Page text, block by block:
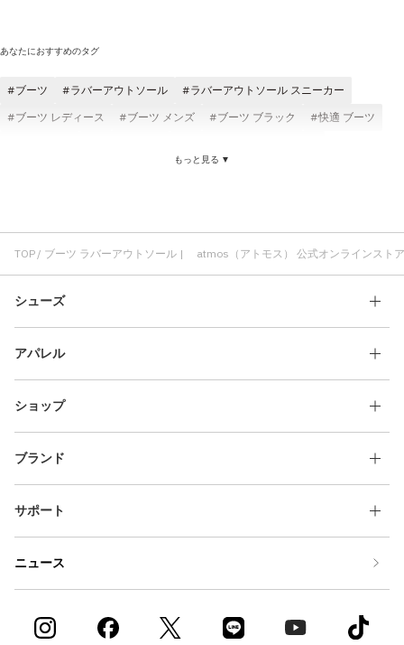
あなたにおすすめのタグ
ブーツ ラバーアウトソール
ラバーアウトソール スニーカー
ブーツ レディース
ブーツ メンズ ブーツ ブラック
快適 ブーツ
かわいい ラバーアウトソール
ラバーアウトソール レディース
高耐久パフォーマンス ラバーアウトソール
厚底 ラバーアウトソール
もっと見る ▼
TOP ブーツ ラバーアウトソール | atmos（アトモス） 公式オンラインストア
シューズ
アパレル
ショップ
ブランド
サポート
ニュース